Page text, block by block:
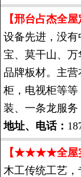
【邢台占杰全
设备先进，没
宝、莫干山、
品牌板材。主
柜，电视柜等
装、一条龙服
地址、电话：
【★★★★全屋
木工传统工艺